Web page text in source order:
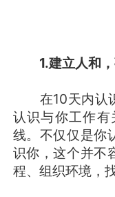
1.建立人和
在10天内认识
认识与你工作
线。不仅仅是你
识你，这个并不
程、组织环境，